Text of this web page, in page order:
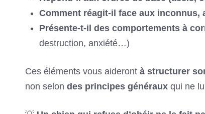
Comment réagit-il face aux
Présente-t-il des comportements à
destruction, anxiété…)
Ces éléments vous aideront à structurer
non selon des principes généraux qui ne